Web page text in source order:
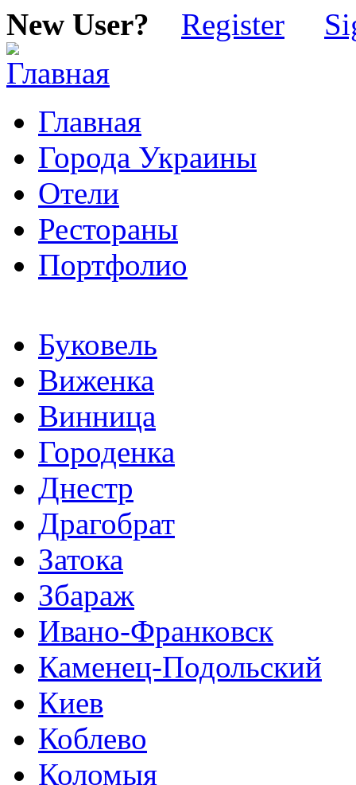
New User? Register
Главная
Города Украины
Отели
Рестораны
Портфолио
Буковель
Виженка
Винница
Городенка
Днестр
Драгобрат
Затока
Збараж
Ивано-Франковск
Каменец-Подольский
Киев
Коблево
Коломыя